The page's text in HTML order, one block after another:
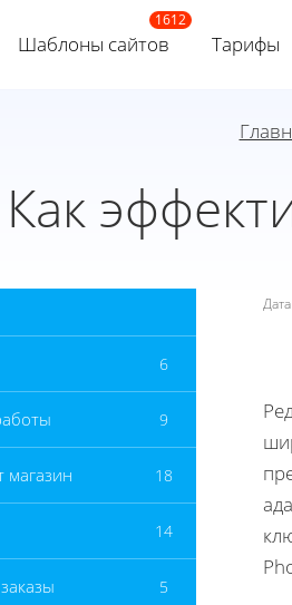
Шаблоны сайтов Тарифы
Как
6
9
магазин 18
14
5